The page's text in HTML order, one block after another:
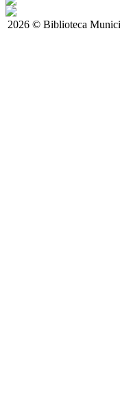
2026 © Biblioteca